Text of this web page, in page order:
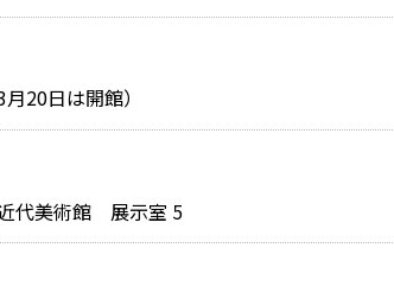
20日は開館）
代美術館 展示室 5